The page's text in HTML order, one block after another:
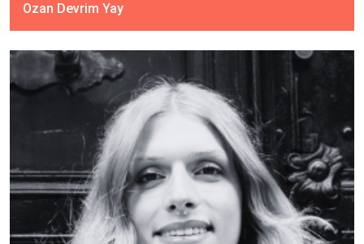
Ozan Devrim Yay